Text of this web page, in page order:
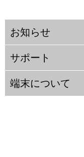
お知らせ
サポート
端末について